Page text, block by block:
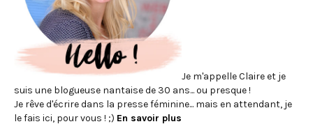
Je m'appelle Claire et je
suis une blogueuse nantaise de 30 ans... ou presque !
Je rêve d'écrire dans la presse féminine... mais en attendant, je
le fais ici, pour vous ! ;) En savoir plus